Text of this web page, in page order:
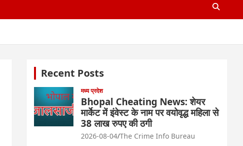
Recent Posts
मध्य प्रदेश
Bhopal Cheating News: शेयर
मार्केट में इंवेस्ट के नाम पर वयोवृद्ध महिला से
38 लाख रुपए की ठगी
2026-08-04 The Crime Info Bureau